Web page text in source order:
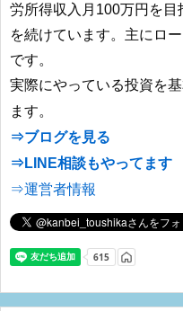
労所得収入月100万円を
を続けています。主にロ
です。
実際にやっている投資を
ます。
⇒ブログを見る
⇒LINE相談もやってます
⇒運営者情報